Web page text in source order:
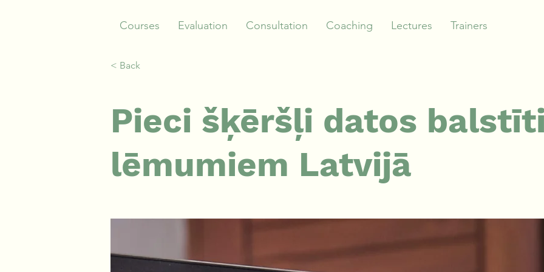
Courses Evaluation Consultation Coaching Lectures Trainers
< Back
Pieci šķēršļi datos
lēmumiem Latvijā